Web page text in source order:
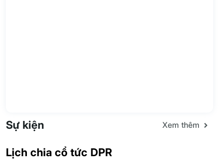
Sự kiện Xem thêm
Lịch chia cổ tức DPR